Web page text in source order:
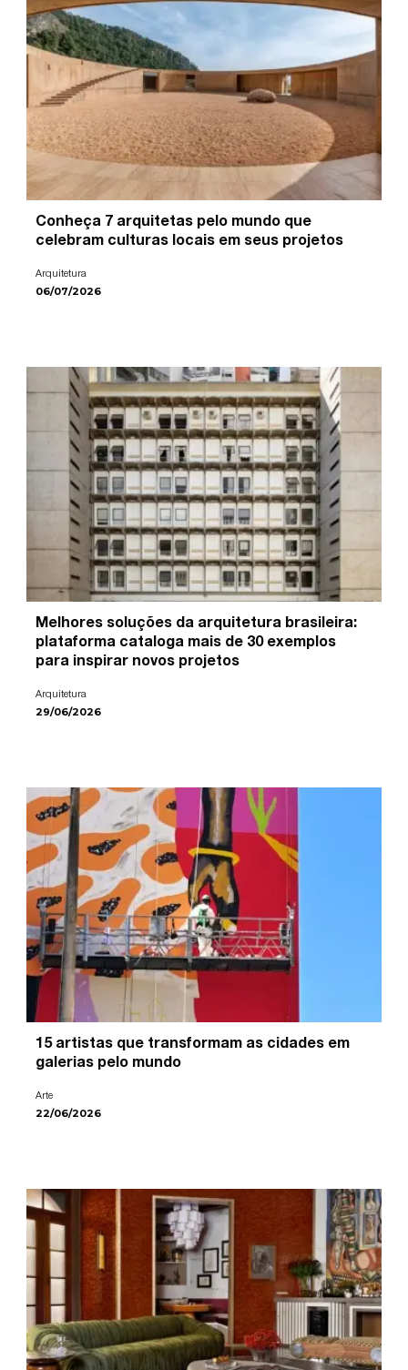
Conheça 7 arquitetas pelo mundo que
celebram culturas locais em seus projetos
Arquitetura
06/07/2026
Melhores soluções da arquitetura brasileira:
plataforma cataloga mais de 30 exemplos
para inspirar novos projetos
Arquitetura
29/06/2026
15 artistas que transformam as cidades em
galerias pelo mundo
Arte
22/06/2026